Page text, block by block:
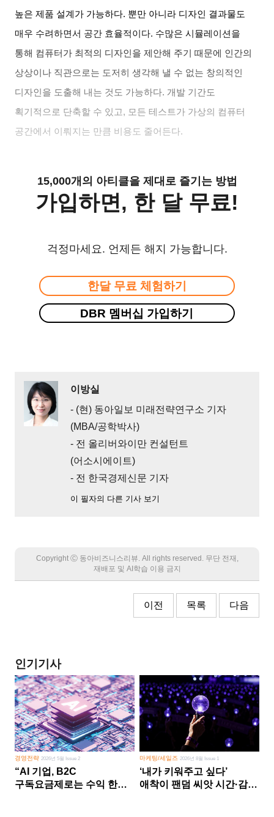
높은 제품 설계가 가능하다. 뿐만 아니라 디자인 결과물도
매우 수려하면서 공간 효율적이다. 수많은 시뮬레이션을
통해 컴퓨터가 최적의 디자인을 제안해 주기 때문에 인간의
상상이나 직관으로는 도저히 생각해 낼 수 없는 창의적인
디자인을 도출해 내는 것도 가능하다. 개발 기간도
획기적으로 단축할 수 있고, 모든 테스트가 가상의 컴퓨터
공간에서 이뤄지는 만큼 비용도 줄어든다.
15,000개의 아티클을 제대로 즐기는 방법
가입하면, 한 달 무료!
걱정마세요. 언제든 해지 가능합니다.
한달 무료 체험하기
DBR 멤버십 가입하기
이방실
- (현) 동아일보 미래전략연구소 기자
(MBA/공학박사)
- 전 올리버와이만 컨설턴트
(어소시에이트)
- 전 한국경제신문 기자
이 필자의 다른 기사 보기
Copyright Ⓒ 동아비즈니스리뷰. All rights reserved. 무단 전재,
재배포 및 AI학습 이용 금지
이전 목록 다음
인기기사
경영전략2026년 5월 Issue 2
“AI 기업, B2C
구독요금제로는 수익 한계
마케팅/세일즈 2026년 8월 Issue 1
‘내가 키워주고 싶다’
애착이 팬덤 씨앗 시간·감정